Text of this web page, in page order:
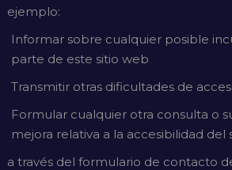
ejemplo:
Informar sobre cualquier posible
parte de este sitio web
Transmitir otras dificultades de
Formular cualquier otra consulta o
mejora relativa a la accesibilidad del
a través del formulario de contacto